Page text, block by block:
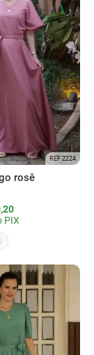
REF 2224
rosê
PIX